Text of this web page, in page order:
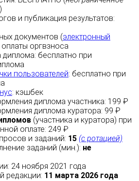
)
и публикация результатов:
документов (электронный
оргвзноса
диплома: бесплатно при
пользователей: бесплатно при
: кэшбек
диплома участника: 199 ₽
диплома куратора: 99 ₽
(участника и куратора) при
оплате: 249 ₽
и заданий: 15 (с ротацией)
заданий (мин.): не
24 ноября 2021 года
редакции: 11 марта 2026 года